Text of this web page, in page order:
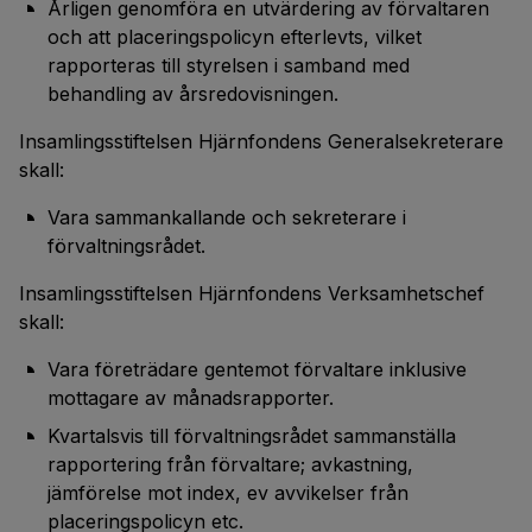
Årligen genomföra en utvärdering av förvaltaren
och att placeringspolicyn efterlevts, vilket
rapporteras till styrelsen i samband med
behandling av årsredovisningen.
Insamlingsstiftelsen Hjärnfondens Generalsekreterare
skall:
Vara sammankallande och sekreterare i
förvaltningsrådet.
Insamlingsstiftelsen Hjärnfondens Verksamhetschef
skall:
Vara företrädare gentemot förvaltare inklusive
mottagare av månadsrapporter.
Kvartalsvis till förvaltningsrådet sammanställa
rapportering från förvaltare; avkastning,
jämförelse mot index, ev avvikelser från
placeringspolicyn etc.